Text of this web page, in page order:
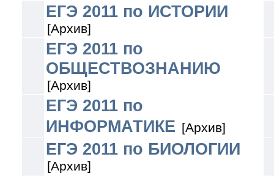
ЕГЭ 2011 по ИСТОРИИ
[Архив]
ЕГЭ 2011 по
ОБЩЕСТВОЗНАНИЮ
[Архив]
ЕГЭ 2011 по
ИНФОРМАТИКЕ [Архив]
ЕГЭ 2011 по БИОЛОГИИ
[Архив]